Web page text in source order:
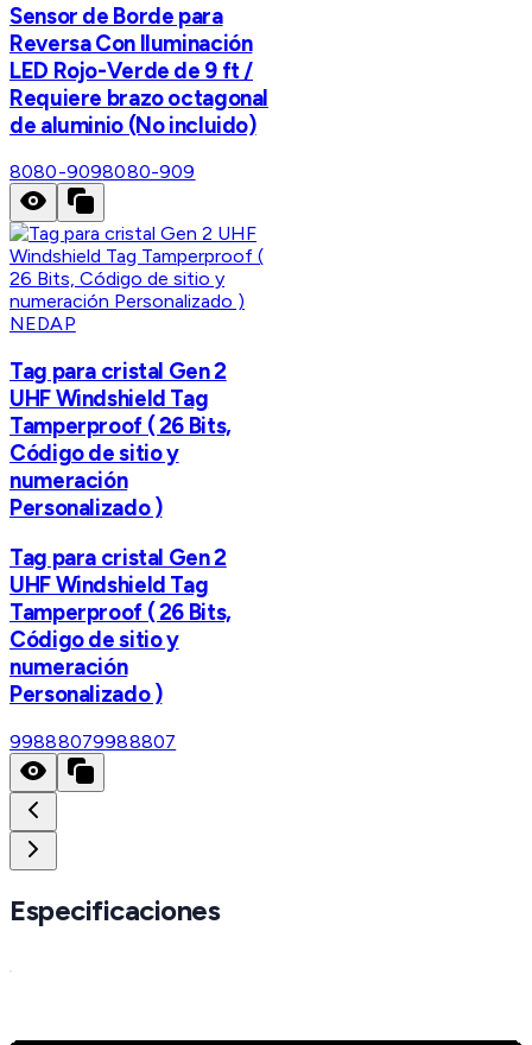
Sensor de Borde para
Reversa Con Iluminación
LED Rojo-Verde de 9 ft /
Requiere brazo octagonal
de aluminio (No incluido)
8080-9098080-909
NEDAP
Tag para cristal Gen 2
UHF Windshield Tag
Tamperproof ( 26 Bits,
Código de sitio y
numeración
Personalizado )
Tag para cristal Gen 2
UHF Windshield Tag
Tamperproof ( 26 Bits,
Código de sitio y
numeración
Personalizado )
99888079988807
Especificaciones